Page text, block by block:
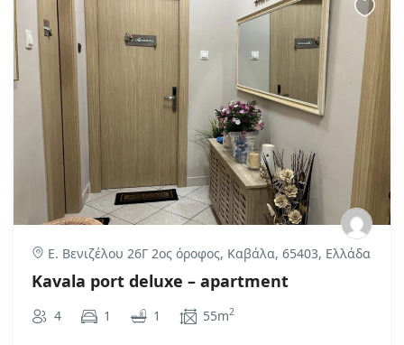
Ε. Βενιζέλου 26Γ 2ος όροφος, Καβάλα, 65403, Ελλάδα
Kavala port deluxe – apartment
4 1 1 55m2